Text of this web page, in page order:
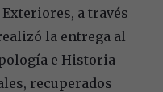
a través
la entrega al
e Historia
recuperados